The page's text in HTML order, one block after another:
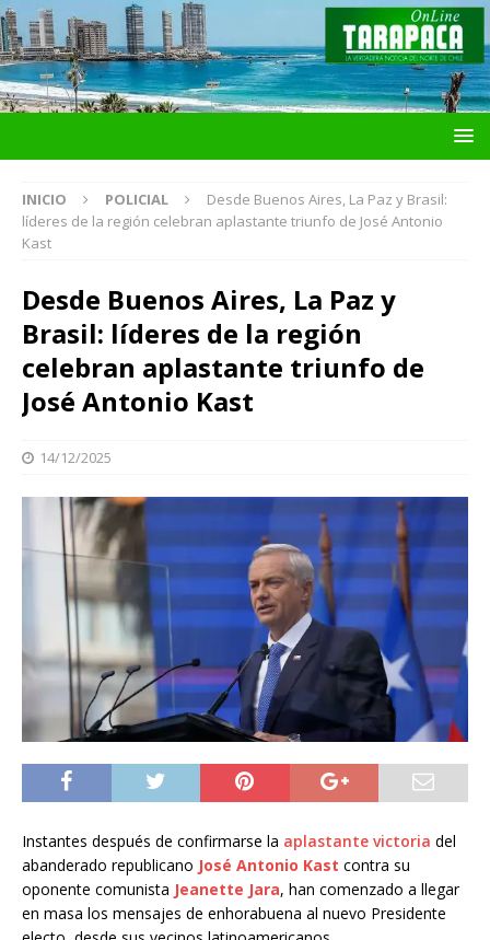
INICIO POLICIAL
Desde Buenos Aires, La Paz y Brasil:
líderes de la región celebran aplastante triunfo de José Antonio
Kast
Desde Buenos Aires, La Paz y
Brasil: líderes de la región
celebran aplastante triunfo de
José Antonio Kast
14/12/2025
Instantes después de confirmarse la aplastante victoria del
abanderado republicano José Antonio Kast contra su
oponente comunista Jeanette Jara, han comenzado a llegar
en masa los mensajes de enhorabuena al nuevo Presidente